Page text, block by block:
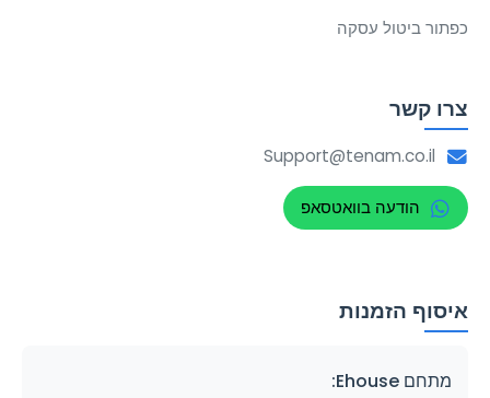
כפתור ביטול עסקה
צרו קשר
Support@tenam.co.il
הודעה בוואטסאפ
איסוף הזמנות
מתחם Ehouse: